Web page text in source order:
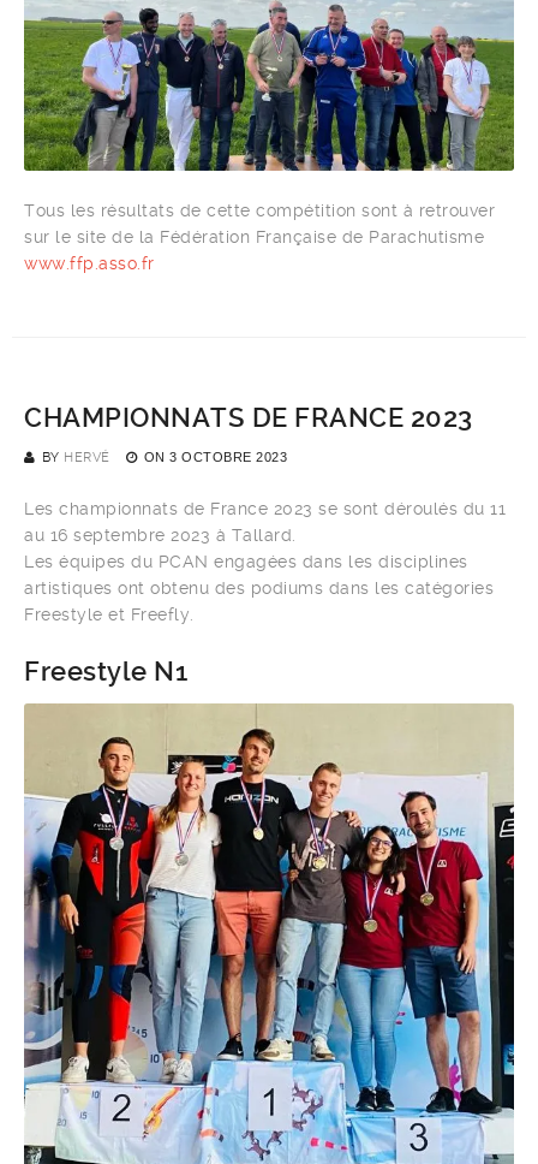
Tous les résultats de cette compétition sont à retrouver
sur le site de la Fédération Française de Parachutisme
www.ffp.asso.fr
CHAMPIONNATS DE FRANCE 2023
BY HERVÉ ON 3 OCTOBRE 2023
Les championnats de France 2023 se sont déroulés du 11
au 16 septembre 2023 à Tallard.
Les équipes du PCAN engagées dans les disciplines
artistiques ont obtenu des podiums dans les catégories
Freestyle et Freefly.
Freestyle N1